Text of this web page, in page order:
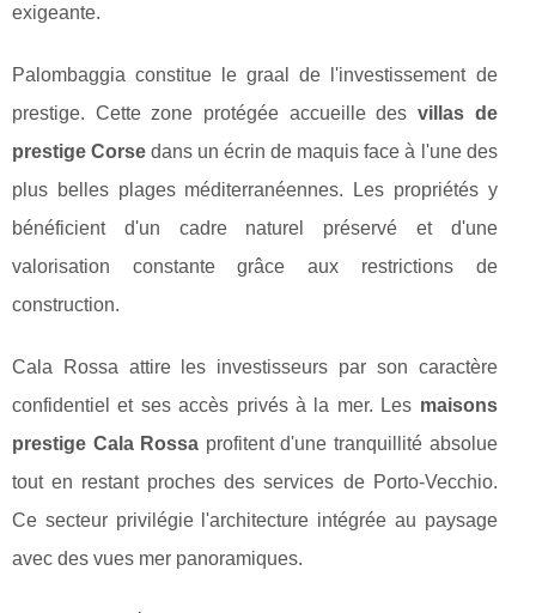
exigeante.
Palombaggia constitue le graal de l'investissement de
prestige. Cette zone protégée accueille des villas de
prestige Corse dans un écrin de maquis face à l'une des
plus belles plages méditerranéennes. Les propriétés y
bénéficient d'un cadre naturel préservé et d'une
valorisation constante grâce aux restrictions de
construction.
Cala Rossa attire les investisseurs par son caractère
confidentiel et ses accès privés à la mer. Les maisons
prestige Cala Rossa profitent d'une tranquillité absolue
tout en restant proches des services de Porto-Vecchio.
Ce secteur privilégie l'architecture intégrée au paysage
avec des vues mer panoramiques.